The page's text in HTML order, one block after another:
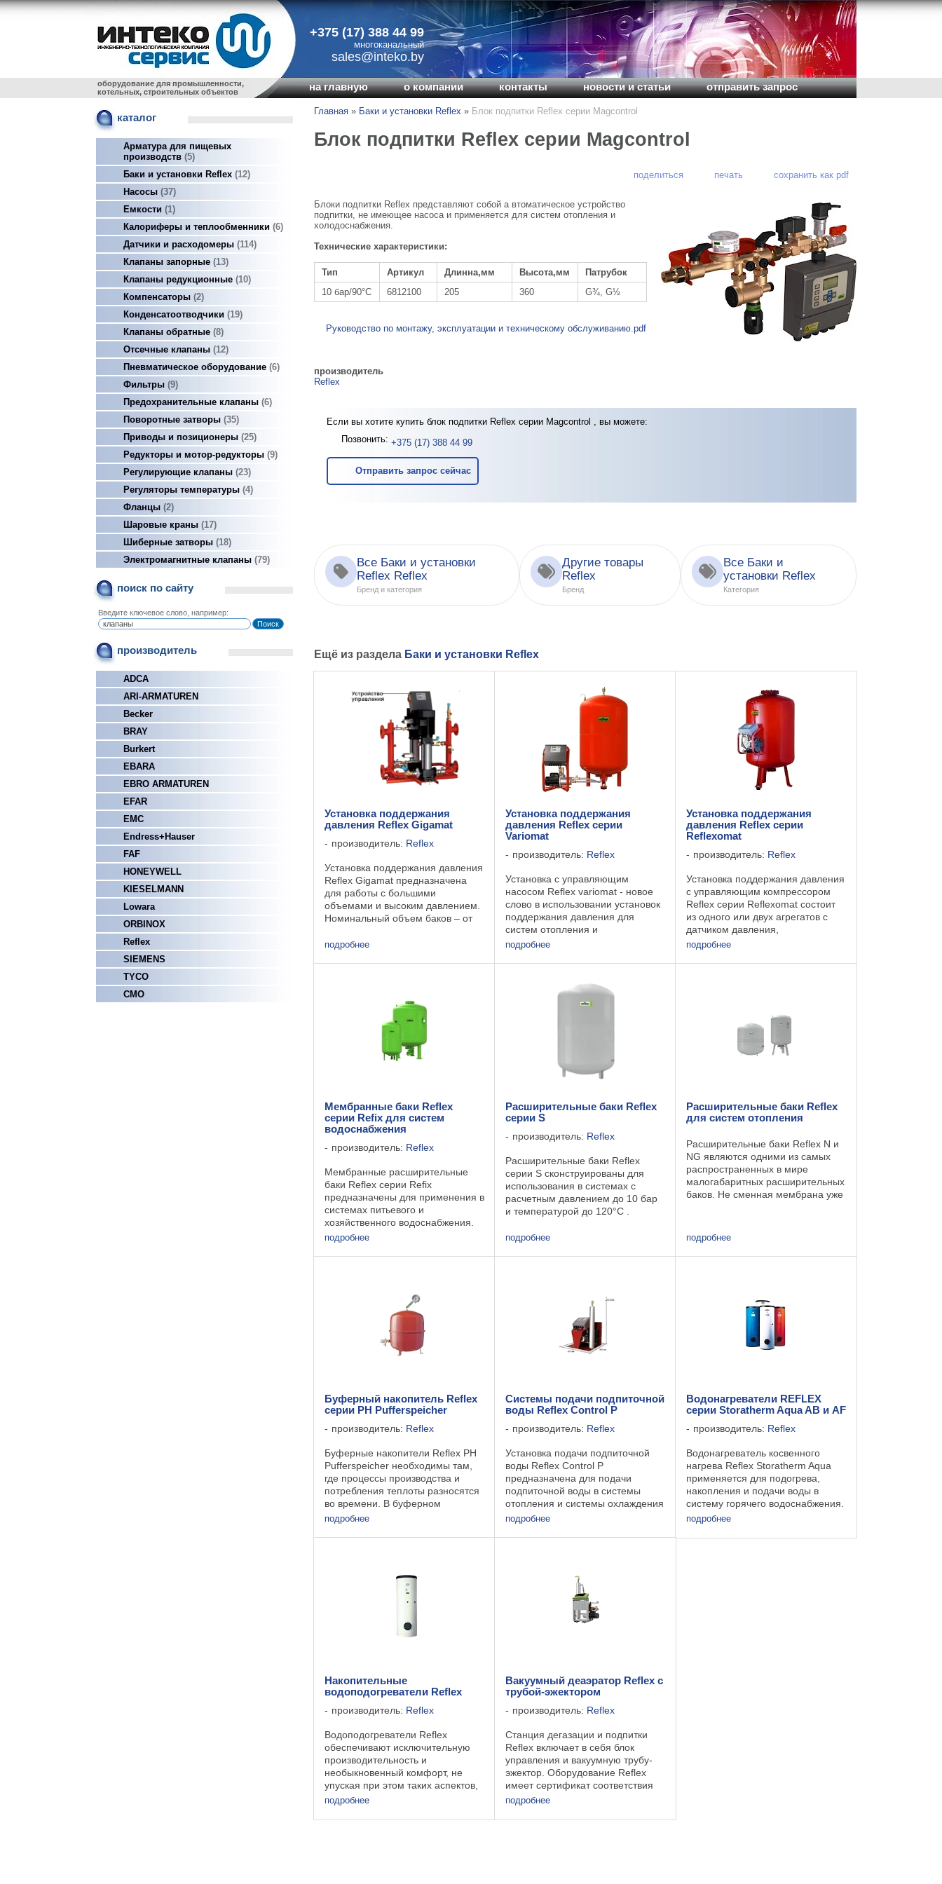
+375 (17) 388 44 99
многоканальный
sales@inteko.by
оборудование для промышленности,
котельных, строительных объектов
на главную о компании контакты новости и статьи отправить запрос
каталог
Арматура для пищевых
производств 5
Баки и установки Reflex 12
Насосы 37
Емкости
1
Калориферы и теплообменники 6
Датчики и расходомеры 114
Клапаны запорные 13
Клапаны редукционные 10
Компенсаторы 2
Конденсатоотводчики
19
Клапаны обратные 8
Отсечные клапаны 12
Пневматическое оборудование 6
Фильтры 9
Предохранительные клапаны 6
Поворотные затворы 35
Приводы и позиционеры 25
Редукторы и мотор-редукторы 9
Регулирующие клапаны 23
Регуляторы температуры 4
Фланцы 2
Шаровые краны 17
Шиберные затворы 18
Электромагнитные клапаны 79
поиск по сайту
Введите ключевое слово, например:
производитель
ADCA
ARI-ARMATUREN
Becker
BRAY
Burkert
EBARA
EBRO ARMATUREN
EFAR
EMC
Endress+Hauser
FAF
HONEYWELL
KIESELMANN
Lowara
ORBINOX
Reflex
SIEMENS
TYCO
СМО
Главная » Баки и установки Reflex » Блок подпитки Reflex серии Magcontrol
Блок подпитки Reflex серии Magcontrol
поделиться печать сохранить как pdf
Блоки подпитки Reflex представляют собой а втоматическое устройство
подпитки, не имеющее насоса и применяется для систем отопления и
холодоснабжения.
Технические характеристики:
Тип Артикул Длинна,мм Высота,мм
Патрубок
10 бар/90°С
6812100 205 360 G¾, G½
Руководство по монтажу, эксплуатации и техническому обслуживанию.pdf
производитель
Reflex
Если вы хотите купить блок подпитки Reflex серии Magcontrol , вы можете:
Позвонить: +375 (17) 388 44 99
Отправить запрос сейчас
Все Баки и установки
Reflex Reflex
Бренд и категория
Другие товары
Reflex
Бренд
Все Баки и
установки Reflex
Категория
Ещё из раздела Баки и установки Reflex
Установка поддержания
давления Reflex Gigamat
производитель: Reflex
Установка поддержания давления
Reflex Gigamat предназначена
для работы с большими
объемами и высоким давлением.
Номинальный объем баков – от
заказу возможна поставка
подробнее
Установка поддержания
давления Reflex серии
Variomat
производитель: Reflex
Установка с управляющим
насосом Reflex variomat - новое
слово в использовании установок
поддержания давления для
систем отопления и
холодоснабжения. Установка
следующие основные функции:
системе с ...
подробнее
Установка поддержания
давления Reflex серии
Reflexomat
производитель: Reflex
Установка поддержания давления
с управляющим компрессором
Reflex серии Reflexomat состоит
из одного или двух агрегатов с
датчиком давления,
компрессором и спускным
также из одной или нескольких
подробнее
Мембранные баки Reflex
серии Refix для систем
водоснабжения
производитель: Reflex
Мембранные расширительные
баки Reflex серии Refix
предназначены для применения в
системах питьевого и
хозяйственного водоснабжения.
Область их применения
баков для водонагревателей до
подробнее
Расширительные баки Reflex
серии S
производитель: Reflex
Расширительные баки Reflex
серии S сконструированы для
использования в системах с
расчетным давлением до 10 бар
и температурой до 120°С .
раствор гликоля с концентрацией
подробнее
Расширительные баки Reflex
для систем отопления
Расширительные баки Reflex N и
NG являются одними из самых
распространенных в мире
малогабаритных расширительных
баков. Не сменная мембрана уже
вследствие равномерно-
симметричной нагрузки. ...
подробнее
Буферный накопитель Reflex
серии PH Pufferspeicher
производитель: Reflex
Буферные накопители Reflex PH
Pufferspeicher необходимы там,
где процессы производства и
потребления теплоты разносятся
во времени. В буферном
накопителе Reflex PH
теплота и могут пройти часы,
подробнее
Системы подачи подпиточной
воды Reflex Control P
производитель: Reflex
Установка подачи подпиточной
воды Reflex Control P
предназначена для подачи
подпиточной воды в системы
отопления и системы охлаждения
и оснащена насосом и
Основные технические данные:
подробнее
Водонагреватели REFLEX
серии Storatherm Aqua AB и AF
производитель: Reflex
Водонагреватель косвенного
нагрева Reflex Storatherm Aqua
применяется для подогрева,
накопления и подачи воды в
систему горячего водоснабжения.
Благодаря двум встроенным
площади наиболее подходит для
подробнее
Накопительные
водоподогреватели Reflex
производитель: Reflex
Водоподогреватели Reflex
обеспечивают исключительную
производительность и
необыкновенный комфорт, не
упуская при этом таких аспектов,
как долгий срок службы и
подходят для использования в
подробнее
Вакуумный деаэратор Reflex с
трубой-эжектором
производитель: Reflex
Станция дегазации и подпитки
Reflex включает в себя блок
управления и вакуумную трубу-
эжектор. Оборудование Reflex
имеет сертификат соответствия
требованиям ТР ТС 010/2011 «О
оборудования»; ТР ТС 004/2011
подробнее